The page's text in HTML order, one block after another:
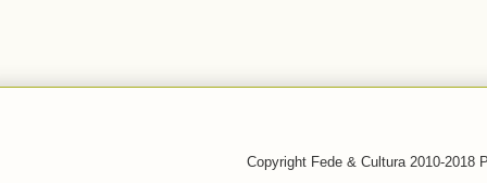
Copyright Fede & Cultura 2010-2018